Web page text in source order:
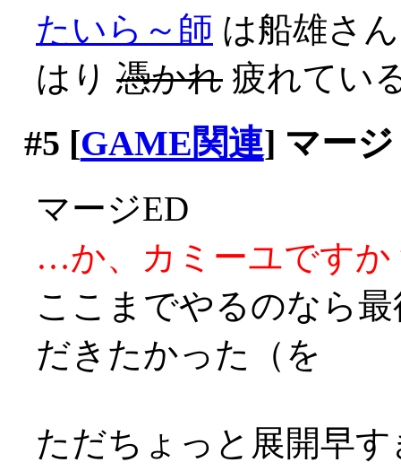
たいら～師 は船雄さ
はり 憑かれ 疲れてい
#5 [GAME関連] マージ
マージED
…か、カミーユですか
ここまでやるのなら
だきたかった（を
ただちょっと展開早